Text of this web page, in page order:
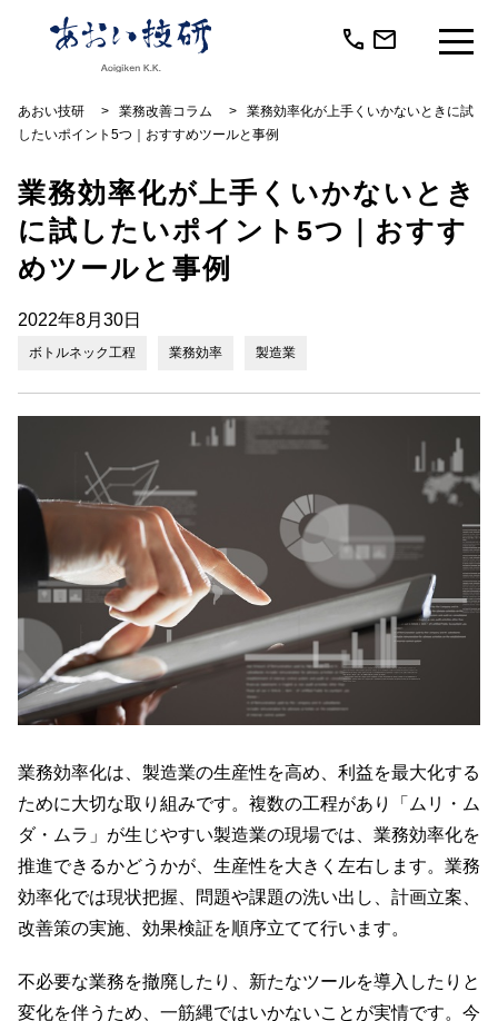
call mail
あおい技研 > 業務改善コラム >
業務効率化が上手くいかないときに試
したいポイント5つ｜おすすめツールと事例
業務効率化が上手くいかないとき
に試したいポイント5つ｜おすす
めツールと事例
2022年8月30日
ボトルネック工程 業務効率 製造業
業務効率化は、製造業の生産性を高め、利益を最大化する
ために大切な取り組みです。複数の工程があり「ムリ・ム
ダ・ムラ」が生じやすい製造業の現場では、業務効率化を
推進できるかどうかが、生産性を大きく左右します。業務
効率化では現状把握、問題や課題の洗い出し、計画立案、
改善策の実施、効果検証を順序立てて行います。
不必要な業務を撤廃したり、新たなツールを導入したりと
変化を伴うため、一筋縄ではいかないことが実情です。今